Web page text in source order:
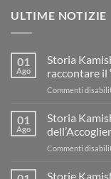
ULTIME NOTIZIE
01
Ago
Storia
raccontare il
Commenti
01
Ago
Storia
Commenti
Storie